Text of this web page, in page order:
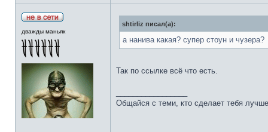
дважды маньяк
shtirliz писал(а):
а нанива какая? супер стоун и чузера?
Так по ссылке всё что есть.
Общайся с теми, кто сделает тебя